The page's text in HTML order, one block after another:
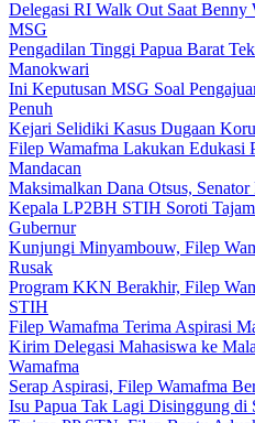
Delegasi RI Walk Out Saat Benny
MSG
Pengadilan Tinggi Papua Barat
Manokwari
Ini Keputusan MSG Soal
Penuh
Kejari Selidiki Kasus Dugaan
Filep Wamafma Lakukan Edukasi
Mandacan
Maksimalkan Dana Otsus,
Kepala LP2BH STIH Soroti
Gubernur
Kunjungi Minyambouw, Filep
Rusak
Program KKN Berakhir, Filep
STIH
Filep Wamafma Terima Aspirasi
Kirim Delegasi Mahasiswa ke
Wamafma
Serap Aspirasi, Filep Wamafma
Isu Papua Tak Lagi Disinggung